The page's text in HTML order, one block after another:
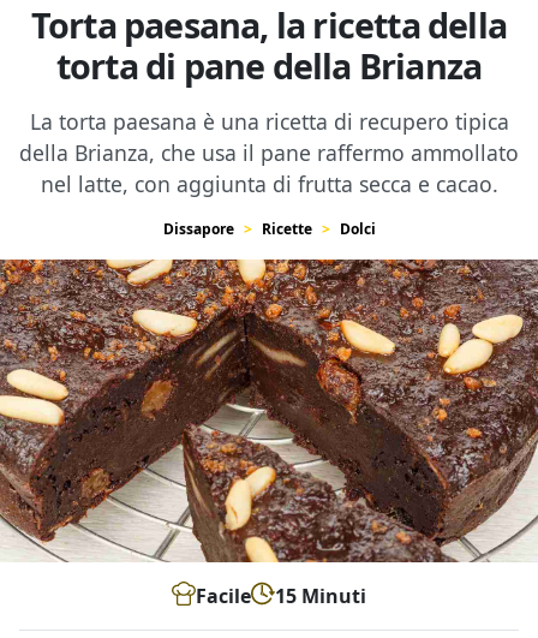
Torta paesana, la ricetta della
torta di pane della Brianza
La torta paesana è una ricetta di recupero tipica
della Brianza, che usa il pane raffermo ammollato
nel latte, con aggiunta di frutta secca e cacao.
Dissapore Ricette Dolci
Facile 15 Minuti